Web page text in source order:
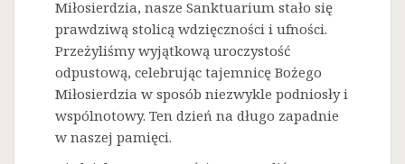
Miłosierdzia, nasze Sanktuarium stało się
prawdziwą stolicą wdzięczności i ufności.
Przeżyliśmy wyjątkową uroczystość
odpustową, celebrując tajemnicę Bożego
Miłosierdzia w sposób niezwykle podniosły i
wspólnotowy. Ten dzień na długo zapadnie
w naszej pamięci.